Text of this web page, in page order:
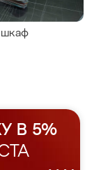
шкаф
В 5%